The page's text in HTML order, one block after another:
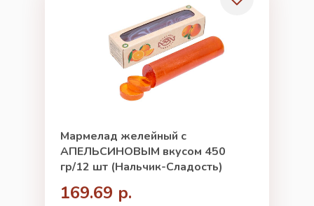
Мармелад желейный с
АПЕЛЬСИНОВЫМ вкусом 450
гр/12 шт (Нальчик-Сладость)
169.69 р.